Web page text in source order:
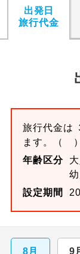
出発日
旅行代金
旅行代金は
ます。
（
年齢区分
設定期間
8月 9